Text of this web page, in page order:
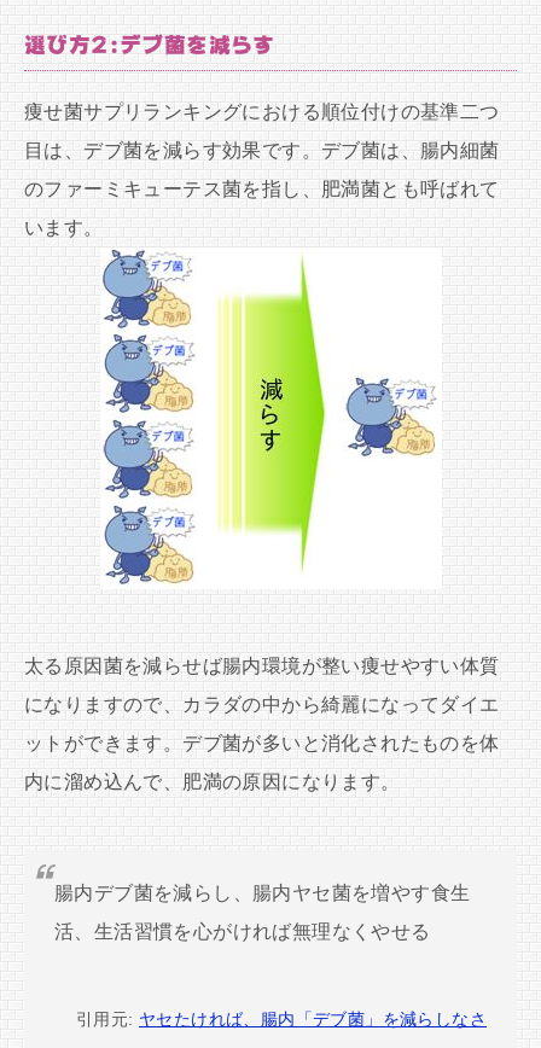
選び方2:デブ菌を減らす
痩せ菌サプリランキングにおける順位付けの基準二つ
目は、デブ菌を減らす効果です。デブ菌は、腸内細菌
のファーミキューテス菌を指し、肥満菌とも呼ばれて
います。
太る原因菌を減らせば腸内環境が整い痩せやすい体質
になりますので、カラダの中から綺麗になってダイエ
ットができます。デブ菌が多いと消化されたものを体
内に溜め込んで、肥満の原因になります。
腸内デブ菌を減らし、腸内ヤセ菌を増やす食生
活、生活習慣を心がければ無理なくやせる
引用元: ヤセたければ、腸内「デブ菌」を減らしなさ